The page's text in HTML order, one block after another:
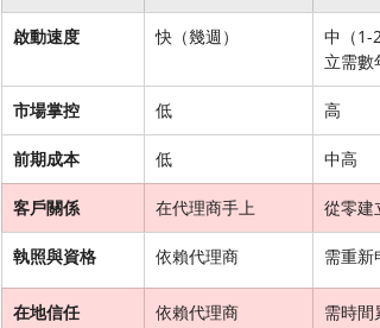
啟動速度 快（幾週）
中（1-
立需數
市場掌控 低 高
前期成本 低 中高
客戶關係 在代理商手上 從零建立
執照與資格 依賴代理商 需重新
在地信任 依賴代理商 需時間